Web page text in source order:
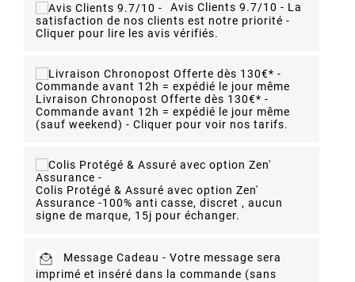
Avis Clients 9.7/10 - La
satisfaction de nos clients est notre priorité -
Cliquer pour lire les avis vérifiés.
Livraison Chronopost Offerte dès 130€* -
Commande avant 12h = expédié le jour même
(sauf weekend) - Cliquer pour voir nos tarifs.
Colis Protégé & Assuré avec option Zen'
Assurance -100% anti casse, discret , aucun
signe de marque, 15j pour échanger.
Message Cadeau - Votre message sera
imprimé et inséré dans la commande (sans